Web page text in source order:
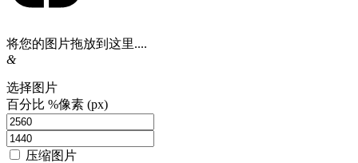
将您的图片拖放到这里....
&
选择图片
百分比 %像素 (px)
压缩图片